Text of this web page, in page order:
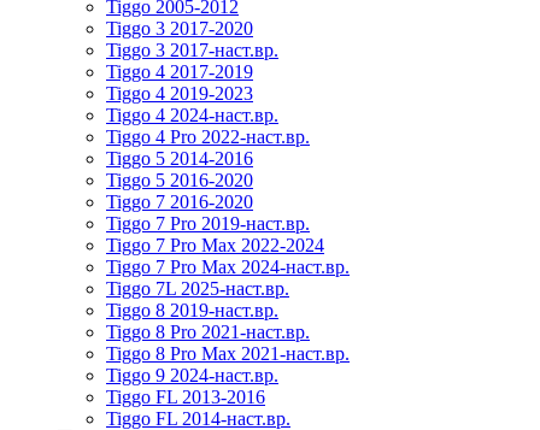
Tiggo 2005-2012
Tiggo 3 2017-2020
Tiggo 3 2017-наст.вр.
Tiggo 4 2017-2019
Tiggo 4 2019-2023
Tiggo 4 2024-наст.вр.
Tiggo 4 Pro 2022-наст.вр.
Tiggo 5 2014-2016
Tiggo 5 2016-2020
Tiggo 7 2016-2020
Tiggo 7 Pro 2019-наст.вр.
Tiggo 7 Pro Max 2022-2024
Tiggo 7 Pro Max 2024-наст.вр.
Tiggo 7L 2025-наст.вр.
Tiggo 8 2019-наст.вр.
Tiggo 8 Pro 2021-наст.вр.
Tiggo 8 Pro Max 2021-наст.вр.
Tiggo 9 2024-наст.вр.
Tiggo FL 2013-2016
Tiggo FL 2014-наст.вр.